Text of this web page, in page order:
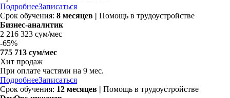
ПодробнееЗаписаться
Срок обучения: 8 месяцев | Помощь в трудоустройстве
Бизнес-аналитик
2 216 323 сум/мес
-65%
775 713 сум/мес
Хит продаж
При оплате частями на 9 мес.
ПодробнееЗаписаться
Срок обучения: 12 месяцев | Помощь в трудоустройстве